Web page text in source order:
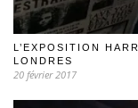
L’EXPOSITION
LONDRES
20 février 2017